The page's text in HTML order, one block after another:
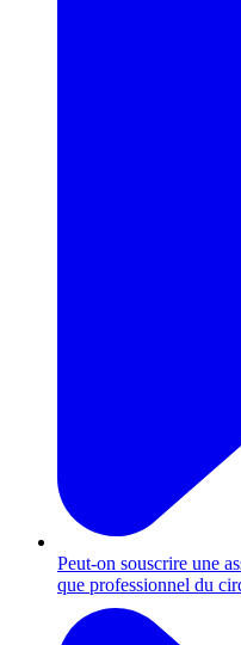
Peut-on souscrire une
que professionnel du